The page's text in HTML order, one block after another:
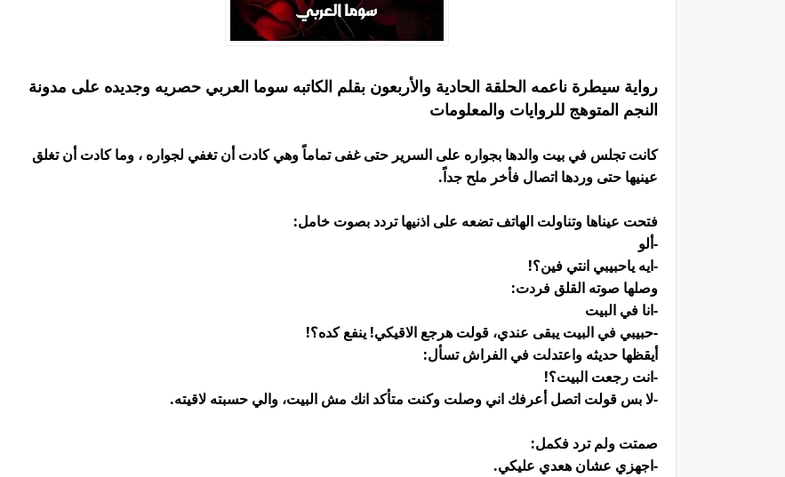
رواية سيطرة ناعمه الحلقة الحادية والأربعون بقلم الكاتبه سوما العربي حصريه وجديده على مدونة
النجم المتوهج للروايات والمعلومات
كانت تجلس في بيت والدها بجواره على السرير حتى غفى تماماً وهي كادت أن تغفي لجواره ، وما كادت أن تغلق
عينيها حتى وردها اتصال فأخر ملح جداً.
فتحت عيناها وتناولت الهاتف تضعه على اذنيها تردد بصوت خامل:
-ألو
-ايه ياحبيبي انتي فين؟!
وصلها صوته القلق فردت:
-انا في البيت
-حبيبي في البيت يبقى عندي، قولت هرجع الاقيكي! ينفع كده؟!
أيقظها حديثه واعتدلت في الفراش تسأل:
-انت رجعت البيت؟!
-لا بس قولت اتصل أعرفك اني وصلت وكنت متأكد انك مش البيت، والي حسبته لاقيته.
صمتت ولم ترد فكمل:
-اجهزي عشان هعدي عليكي.